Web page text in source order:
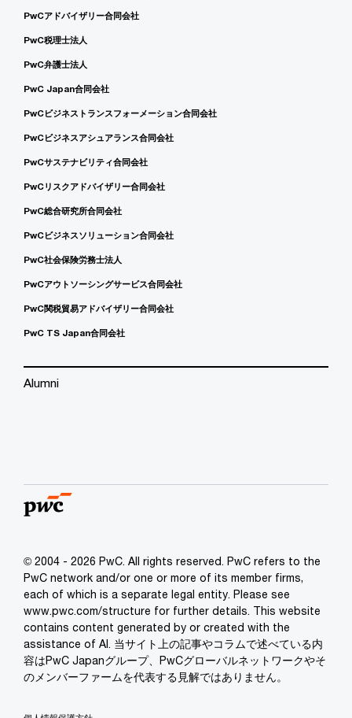
PwCアドバイザリー合同会社
PwC税理士法人
PwC弁護士法人
PwC Japan合同会社
PwCビジネストランスフォーメーション合同会社
PwCビジネスアシュアランス合同会社
PwCサステナビリティ合同会社
PwCリスクアドバイザリー合同会社
PwC総合研究所合同会社
PwCビジネスソリューション合同会社
PwC社会保険労務士法人
PwCアウトソーシングサービス合同会社
PwC関税貿易アドバイザリー合同会社
PwC TS Japan合同会社
Alumni
© 2004 - 2026 PwC. All rights reserved. PwC refers to the
PwC network and/or one or more of its member firms,
each of which is a separate legal entity. Please see
www.pwc.com/structure for further details. This website
contains content generated by or created with the
assistance of AI. 当サイト上の記事やコラムで述べている内
容はPwC Japanグループ、PwCグローバルネットワークやそ
のメンバーファームを代表する見解ではありません。